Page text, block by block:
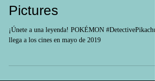
Oficial Warner Bros.
Pictures